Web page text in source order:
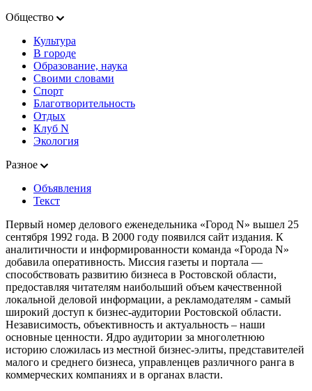
Общество
Культура
В городе
Образование, наука
Своими словами
Спорт
Благотворительность
Отдых
Клуб N
Экология
Разное
Объявления
Текст
Первый номер делового еженедельника «Город N» вышел 25
сентября 1992 года. В 2000 году появился сайт издания. К
аналитичности и информированности команда «Города N»
добавила оперативность. Миссия газеты и портала —
способствовать развитию бизнеса в Ростовской области,
предоставляя читателям наибольший объем качественной
локальной деловой информации, а рекламодателям - самый
широкий доступ к бизнес-аудитории Ростовской области.
Независимость, объективность и актуальность – наши
основные ценности. Ядро аудитории за многолетнюю
историю сложилась из местной бизнес-элиты, представителей
малого и среднего бизнеса, управленцев различного ранга в
коммерческих компаниях и в органах власти.